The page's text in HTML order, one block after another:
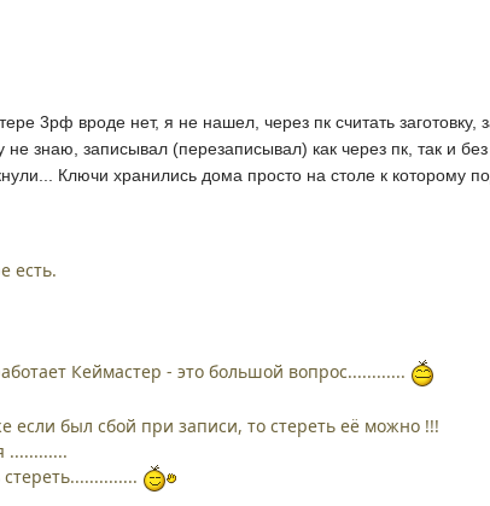
3рф вроде нет, я не нашел, через пк считать заготовку,
знаю, записывал (перезаписывал) как через пк, так и
Ключи хранились дома просто на столе к которому
есть.
Кеймастер - это большой вопрос............
если был сбой при записи, то стереть её можно !!!
............